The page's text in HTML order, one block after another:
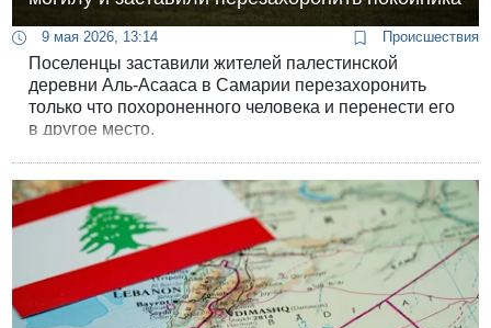
9 мая 2026, 13:14 Происшествия
Поселенцы заставили жителей палестинской
деревни Аль-Асааса в Самарии перезахоронить
только что похороненного человека и перенести его
в другое место.